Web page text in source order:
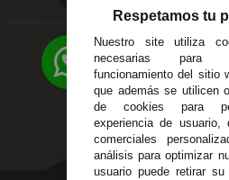
C/ Ingeniero
14
Alzira -
C/ Esplugues,
Devoluciones
Política de
Pago Seguro
Terminos y
Condiciones
Políticas de
Respetamos tu
Nuestro site utiliza
necesarias para
funcionamiento del sitio
que además se utilicen
de cookies para
experiencia de usuario,
comerciales
análisis para optimizar
usuario puede retirar su